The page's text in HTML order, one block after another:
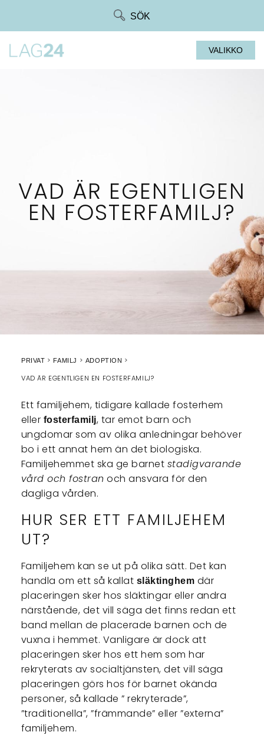
SÖK
VALIKKO
VAD ÄR EGENTLIGEN
EN FOSTERFAMILJ?
PRIVAT FAMILJ ADOPTION
VAD ÄR EGENTLIGEN EN FOSTERFAMILJ?
Ett familjehem, tidigare kallade fosterhem
eller fosterfamilj, tar emot barn och
ungdomar som av olika anledningar behöver
bo i ett annat hem än det biologiska.
Familjehemmet ska ge barnet stadigvarande
vård och fostran och ansvara för den
dagliga vården.
HUR SER ETT FAMILJEHEM
UT?
Familjehem kan se ut på olika sätt. Det kan
handla om ett så kallat släktinghem där
placeringen sker hos släktingar eller andra
närstående, det vill säga det finns redan ett
band mellan de placerade barnen och de
vuxna i hemmet. Vanligare är dock att
placeringen sker hos ett hem som har
rekryterats av socialtjänsten, det vill säga
placeringen görs hos för barnet okända
personer, så kallade ” rekryterade”,
”traditionella”, ”främmande” eller ”externa”
familjehem.